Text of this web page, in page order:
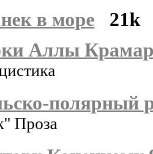
в море
21k
Аллы
полярный
Проза